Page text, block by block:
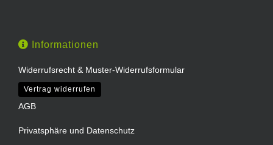
Informationen
Widerrufsrecht & Muster-Widerrufsformular
Vertrag widerrufen
AGB
Privatsphäre und Datenschutz